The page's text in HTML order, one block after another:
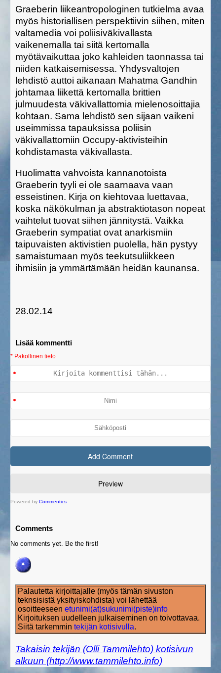
Graeberin liikeantropologinen tutkielma avaa
myös historiallisen perspektiivin siihen, miten
valtamedia voi poliisiväkivallasta
vaikenemalla tai siitä kertomalla
myötävaikuttaa joko kahleiden taonnassa tai
niiden katkaisemisessa. Yhdysvaltojen
lehdistö auttoi aikanaan Mahatma Gandhin
johtamaa liikettä kertomalla brittien
julmuudesta väkivallattomia mielenosoittajia
kohtaan. Sama lehdistö sen sijaan vaikeni
useimmissa tapauksissa poliisin
väkivallattomiin Occupy-aktivisteihin
kohdistamasta väkivallasta.
Huolimatta vahvoista kannanotoista
Graeberin tyyli ei ole saarnaava vaan
esseistinen. Kirja on kiehtovaa luettavaa,
koska näkökulman ja abstraktiotason nopeat
vaihtelut tuovat siihen jännitystä. Vaikka
Graeberin sympatiat ovat anarkismiin
taipuvaisten aktivistien puolella, hän pystyy
samaistumaan myös teekutsuliikkeen
ihmisiin ja ymmärtämään heidän kaunansa.
28.02.14
Lisää kommentti
* Pakollinen tieto
Powered by Commentics
Comments
No comments yet. Be the first!
Palautetta kirjoittajalle (myös tämän sivuston
teknsisistä yksityiskohdista) voi lähettää
osoitteeseen etunimi(at)sukunimi(piste)info
Kirjoituksen uudelleen julkaiseminen on toivottavaa.
Siitä tarkemmin tekijän kotisivulla.
Takaisin tekijän (Olli Tammilehto) kotisivun
alkuun (http://www.tammilehto.info)